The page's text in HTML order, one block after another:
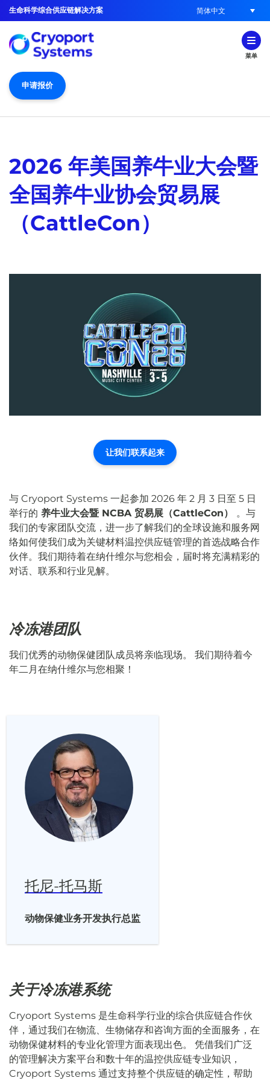
生命科学综合供应链解决方案 简体中文
菜单
申请报价
2026 年美国养牛业大会暨
全国养牛业协会贸易展
（CattleCon）
让我们联系起来
与 Cryoport Systems 一起参加 2026 年 2 月 3 日至 5 日
举行的 养牛业大会暨 NCBA 贸易展（CattleCon） 。与
我们的专家团队交流，进一步了解我们的全球设施和服务网
络如何使我们成为关键材料温控供应链管理的首选战略合作
伙伴。 我们期待着在纳什维尔与您相会，届时将充满精彩的
对话、联系和行业见解。
冷冻港团队
我们优秀的动物保健团队成员将亲临现场。 我们期待着今
年二月在纳什维尔与您相聚！
托尼-托马斯
动物保健业务开发执行总监
关于冷冻港系统
Cryoport Systems 是生命科学行业的综合供应链合作伙
伴，通过我们在物流、生物储存和咨询方面的全面服务，在
动物保健材料的专业化管理方面表现出色。 凭借我们广泛
的管理解决方案平台和数十年的温控供应链专业知识，
Cryoport Systems 通过支持整个供应链的确定性，帮助